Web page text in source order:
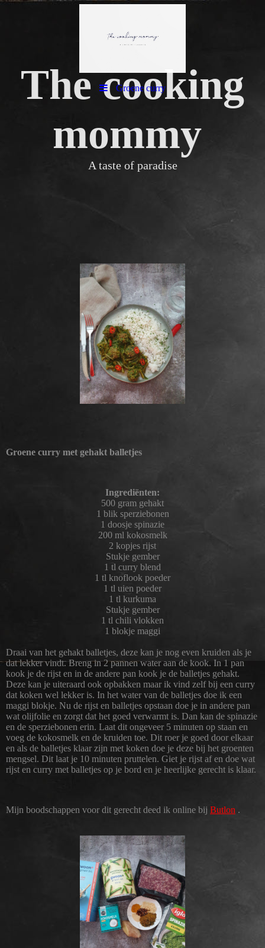
Groene curry
The cooking
mommy
A taste of paradise
Groene curry met gehakt balletjes
Ingrediënten:
500 gram gehakt
1 blik sperziebonen
1 doosje spinazie
200 ml kokosmelk
2 kopjes rijst
Stukje gember
1 tl curry blend
1 tl knoflook poeder
1 tl uien poeder
1 tl kurkuma
Stukje gember
1 tl chili vlokken
1 blokje maggi
Draai van het gehakt balletjes, deze kan je nog even kruiden als je
dat lekker vindt. Breng in 2 pannen water aan de kook. In 1 pan
kook je de rijst en in de andere pan kook je de balletjes gehakt.
Deze kan je uiteraard ook opbakken maar ik vind zelf bij een curry
dat koken wel lekker is. In het water van de balletjes doe ik een
maggi blokje. Nu de rijst en balletjes opstaan doe je in andere pan
wat olijfolie en zorgt dat het goed verwarmt is. Dan kan de spinazie
en de sperziebonen erin. Laat dit ongeveer 5 minuten op staan en
voeg de kokosmelk en de kruiden toe. Dit roer je goed door elkaar
en als de balletjes klaar zijn met koken doe je deze bij het groenten
mengsel. Dit laat je 10 minuten pruttelen. Giet je rijst af en doe wat
rijst en curry met balletjes op je bord en je heerlijke gerecht is klaar.
Mijn boodschappen voor dit gerecht deed ik online bij Butlon .